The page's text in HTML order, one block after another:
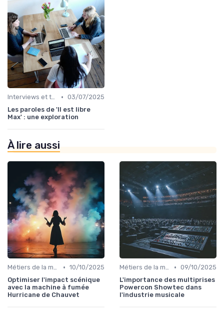
Interviews et témoignages • 03/07/2025
Les paroles de 'Il est libre
Max' : une exploration
À lire aussi
Métiers de la musique • 10/10/2025
Optimiser l'impact scénique
avec la machine à fumée
Hurricane de Chauvet
Métiers de la musique • 09/10/2025
L'importance des multiprises
Powercon Showtec dans
l'industrie musicale